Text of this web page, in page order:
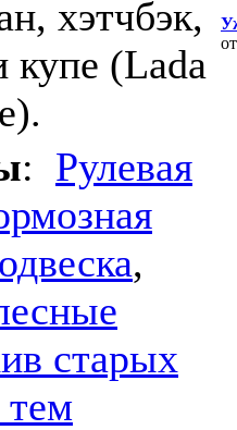
хэтчбэк,
купе (Lada
: Рулевая
,
старых